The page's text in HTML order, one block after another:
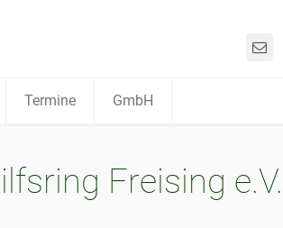
Termine GmbH
Freising e.V.